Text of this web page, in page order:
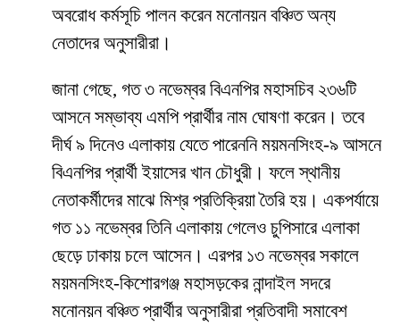
অবরোধ কর্মসূচি পালন করেন মনোনয়ন বঞ্চিত অন্য
নেতাদের অনুসারীরা।
জানা গেছে, গত ৩ নভেম্বর বিএনপির মহাসচিব ২৩৬টি
আসনে সম্ভাব্য এমপি প্রার্থীর নাম ঘোষণা করেন। তবে
দীর্ঘ ৯ দিনেও এলাকায় যেতে পারেননি ময়মনসিংহ-৯ আসনে
বিএনপির প্রার্থী ইয়াসের খান চৌধুরী। ফলে স্থানীয়
নেতাকর্মীদের মাঝে মিশ্র প্রতিক্রিয়া তৈরি হয়। একপর্যায়ে
গত ১১ নভেম্বর তিনি এলাকায় গেলেও চুপিসারে এলাকা
ছেড়ে ঢাকায় চলে আসেন। এরপর ১৩ নভেম্বর সকালে
ময়মনসিংহ-কিশোরগঞ্জ মহাসড়কের নান্দাইল সদরে
মনোনয়ন বঞ্চিত প্রার্থীর অনুসারীরা প্রতিবাদী সমাবেশ